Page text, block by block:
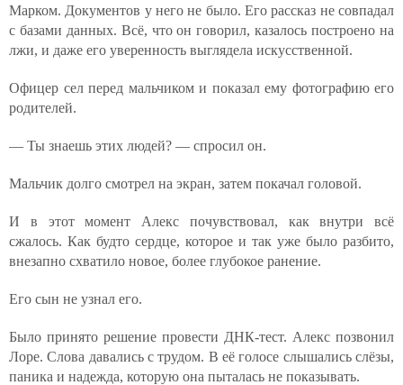
Марком. Документов у него не было. Его рассказ не совпадал
с базами данных. Всё, что он говорил, казалось построено на
лжи, и даже его уверенность выглядела искусственной.
Офицер сел перед мальчиком и показал ему фотографию его
родителей.
— Ты знаешь этих людей? — спросил он.
Мальчик долго смотрел на экран, затем покачал головой.
И в этот момент Алекс почувствовал, как внутри всё
сжалось. Как будто сердце, которое и так уже было разбито,
внезапно схватило новое, более глубокое ранение.
Его сын не узнал его.
Было принято решение провести ДНК-тест. Алекс позвонил
Лоре. Слова давались с трудом. В её голосе слышались слёзы,
паника и надежда, которую она пыталась не показывать.